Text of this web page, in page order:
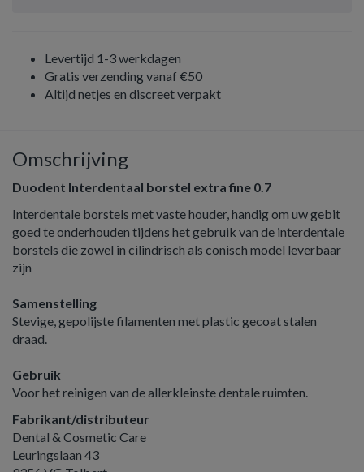
Levertijd 1-3 werkdagen
Gratis verzending vanaf €50
Altijd netjes en discreet verpakt
Omschrijving
Duodent Interdentaal borstel extra fine 0.7
Interdentale borstels met vaste houder, handig om uw gebit
goed te onderhouden tijdens het gebruik van de interdentale
borstels die zowel in cilindrisch als conisch model leverbaar
zijn
Samenstelling
Stevige, gepolijste filamenten met plastic gecoat stalen
draad.
Gebruik
Voor het reinigen van de allerkleinste dentale ruimten.
Fabrikant/distributeur
Dental & Cosmetic Care
Leuringslaan 43